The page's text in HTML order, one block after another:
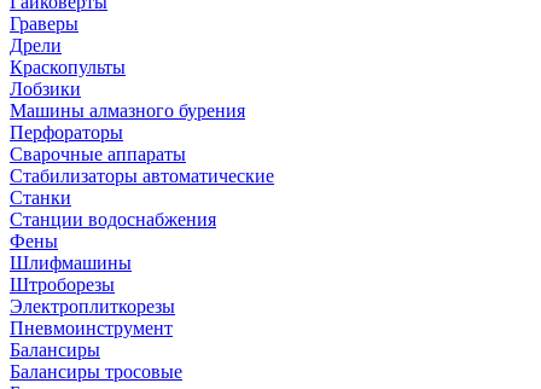
Граверы
Дрели
Краскопульты
Лобзики
Машины алмазного бурения
Перфораторы
Сварочные аппараты
Стабилизаторы автоматические
Станки
Станции водоснабжения
Фены
Шлифмашины
Штроборезы
Электроплиткорезы
Пневмоинструмент
Балансиры
Балансиры тросовые